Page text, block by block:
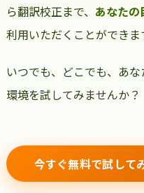
ら翻訳校正まで、 あなたの
利用いただくことができま
いつでも、どこでも、あ
環境を試してみませんか？
今すぐ無料で試して